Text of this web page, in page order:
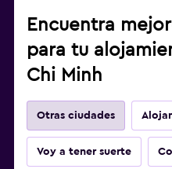
Encuentra
para tu
Chi Minh
Otras ciudades
Voy a tener suerte